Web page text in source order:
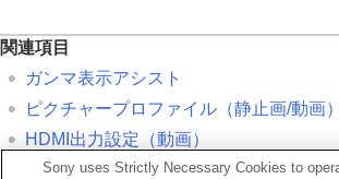
関連項目
ガンマ表示アシスト
ピクチャープロファイル （静止画/動画）
HDMI出力設定 （動画）
Sony uses Strictly Necessary Cookies to